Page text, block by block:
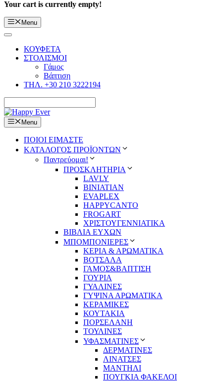
Your cart is currently empty!
Menu
ΚΟΥΦΕΤΑ
ΣΤΟΛΙΣΜΟΙ
Γάμος
Βάπτιση
ΤΗΛ. +30 210 3222194
Menu
ΠΟΙΟΙ ΕΙΜΑΣΤΕ
ΚΑΤΑΛΟΓΟΣ ΠΡΟΪΟΝΤΩΝ
Παντρεύομαι!
ΠΡΟΣΚΛΗΤΗΡΙΑ
LAVLY
BINIATIAN
EVAPLEX
HAPPYCANTO
FROGART
ΧΡΙΣΤΟΥΓΕΝΝΙΑΤΙΚΑ
ΒΙΒΛΙΑ ΕΥΧΩΝ
ΜΠΟΜΠΟΝΙΕΡΕΣ
ΚΕΡΙΑ & ΑΡΩΜΑΤΙΚΑ
ΒΟΤΣΑΛΑ
ΓΑΜΟΣ&ΒΑΠΤΙΣΗ
ΓΟΥΡΙΑ
ΓΥΑΛΙΝΕΣ
ΓΥΨΙΝΑ ΑΡΩΜΑΤΙΚΑ
ΚΕΡΑΜΙΚΕΣ
ΚΟΥΤΑΚΙΑ
ΠΟΡΣΕΛΑΝΗ
ΤΟΥΛΙΝΕΣ
ΥΦΑΣΜΑΤΙΝΕΣ
ΔΕΡΜΑΤΙΝΕΣ
ΛΙΝΑΤΣΕΣ
ΜΑΝΤΗΛΙ
ΠΟΥΓΚΙΑ ΦΑΚΕΛΟΙ